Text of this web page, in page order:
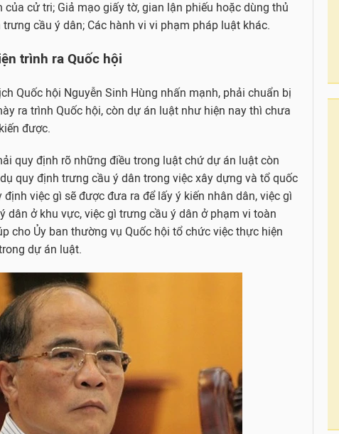
cử tri; Giả mạo giấy tờ, gian lận phiếu hoặc dùng thủ
cầu ý dân; Các hành vi vi phạm pháp luật khác.
trình ra Quốc hội
Quốc hội Nguyễn Sinh Hùng nhấn mạnh, phải chuẩn bị
ra trình Quốc hội, còn dự án luật như hiện nay thì chưa
được.
quy định rõ những điều trong luật chứ dự án luật còn
quy định trưng cầu ý dân trong việc xây dựng và tổ quốc
việc gì sẽ được đưa ra để lấy ý kiến nhân dân, việc gì
dân ở khu vực, việc gì trưng cầu ý dân ở phạm vi toàn
cho Ủy ban thường vụ Quốc hội tổ chức việc thực hiện
dự án luật.